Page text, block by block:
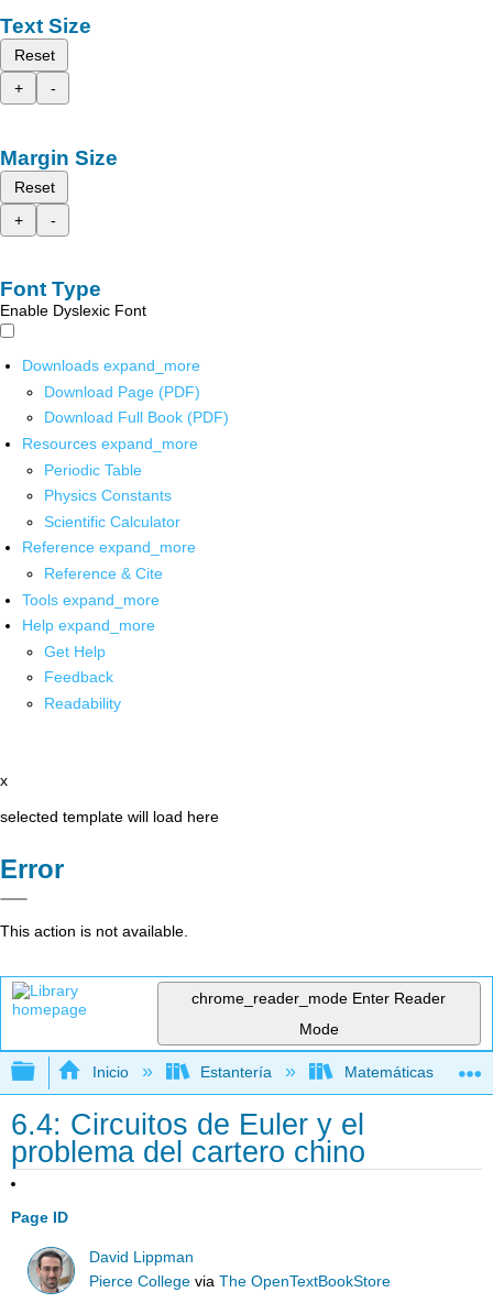
Text Size
Reset
+
-
Margin Size
Reset
+
-
Font Type
Enable Dyslexic Font
Downloads expand_more
Download Page (PDF)
Download Full Book (PDF)
Resources expand_more
Periodic Table
Physics Constants
Scientific Calculator
Reference expand_more
Reference & Cite
Tools expand_more
Help expand_more
Get Help
Feedback
Readability
x
selected template will load here
Error
This action is not available.
chrome_reader_mode Enter Reader
Mode
Expandir/contraer jerarquía global
Inicio Estantería Matemáticas
6.4: Circuitos de Euler y el
problema del cartero chino
Page ID
David Lippman
Pierce College viaThe OpenTextBookStore